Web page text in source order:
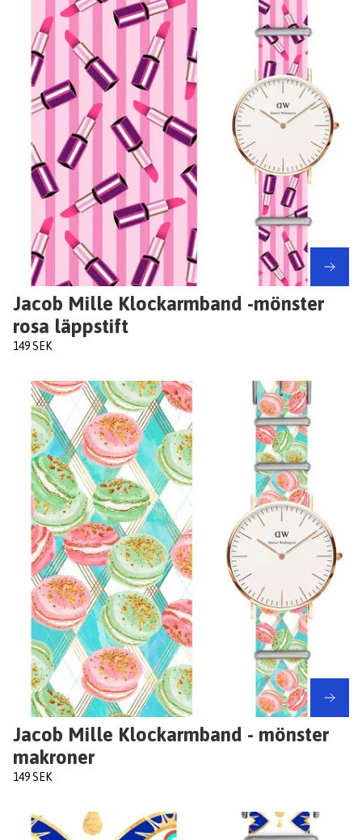
Jacob Mille Klockarmband -mönster
rosa läppstift
149 SEK
Jacob Mille Klockarmband - mönster
makroner
149 SEK